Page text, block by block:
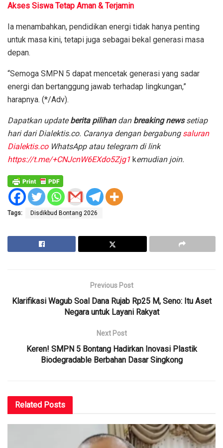
Akses Siswa Tetap Aman & Terjamin
Ia menambahkan, pendidikan energi tidak hanya penting
untuk masa kini, tetapi juga sebagai bekal generasi masa
depan.
“Semoga SMPN 5 dapat mencetak generasi yang sadar
energi dan bertanggung jawab terhadap lingkungan,”
harapnya. (*/Adv).
Dapatkan updateberita pilihan dan breaking newssetiap
hari dari Dialektis.co. Caranya dengan bergabung saluran
Dialektis.co WhatsApp atau telegram di link
https://t.me/+CNJcnW6EXdo5Zjg1 kemudian join.
Tags: Disdikbud Bontang 2026
Previous Post
Klarifikasi Wagub Soal Dana Rujab Rp25 M, Seno: Itu Aset
Negara untuk Layani Rakyat
Next Post
Keren! SMPN 5 Bontang Hadirkan Inovasi Plastik
Biodegradable Berbahan Dasar Singkong
Related Posts